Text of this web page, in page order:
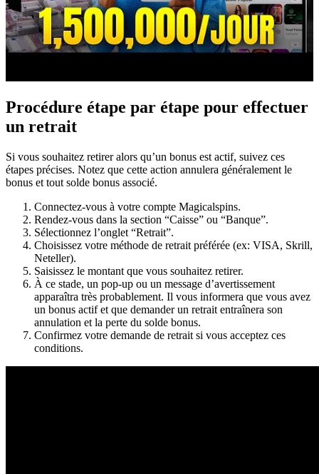
Procédure étape par étape pour effectuer
un retrait
Si vous souhaitez retirer alors qu’un bonus est actif, suivez ces
étapes précises. Notez que cette action annulera généralement le
bonus et tout solde bonus associé.
Connectez-vous à votre compte Magicalspins.
Rendez-vous dans la section “Caisse” ou “Banque”.
Sélectionnez l’onglet “Retrait”.
Choisissez votre méthode de retrait préférée (ex: VISA, Skrill,
Neteller).
Saisissez le montant que vous souhaitez retirer.
À ce stade, un pop-up ou un message d’avertissement
apparaîtra très probablement. Il vous informera que vous avez
un bonus actif et que demander un retrait entraînera son
annulation et la perte du solde bonus.
Confirmez votre demande de retrait si vous acceptez ces
conditions.